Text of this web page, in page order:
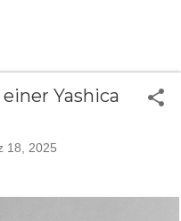
Yashica
18, 2025